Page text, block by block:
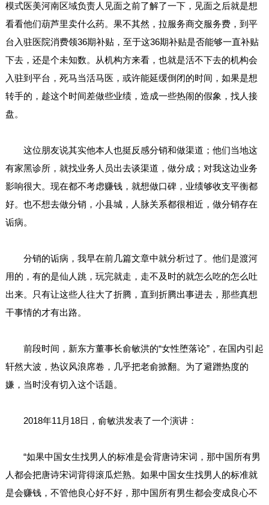
模式医美河南区域负责人见面之前了解了一下，见面之后就是想
看看他们葫芦里卖什么药。果不其然，拉服务商交服务费，到平
台入驻医院消费领36期补贴，至于这36期补贴是否能够一直补贴
下去，还是个未知数。从机构方来看，也就是活不下去的机构会
入驻到平台，死马当活马医，或许能延缓倒闭的时间，如果是想
转手的，趁这个时间差做些业绩，造成一些热闹的假象，找人接
盘。
这位朋友说其实他本人也挺反感分销和做渠道；他们当地这
有家黑诊所，就找业务人员出去谈渠道，做分成；对我这边业务
影响很大。现在都不考虑赚钱，就想做口碑，业绩够收支平衡都
好。也不想去做分销，小县城，人脉关系都很相近，做分销存在
诟病。
分销的诟病，我早在前几篇文章中就分析过了。他们是渡河
用的，有的是仙人跳，玩完就走，走不及时的就怎么吃的怎么吐
出来。只有让这些人往大了折腾，直到折腾出事进去，那些真想
干事情的才有出路。
前段时间，新东方董事长俞敏洪的“女性堕落论”，在国内引起
轩然大波，热议风浪席卷，几乎把老俞掀翻。为了避蹭热度的
嫌，当时没有切入这个话题。
2018年11月18日，俞敏洪发表了一个演讲：
“如果中国女生找男人的标准是会背唐诗宋词，那中国所有男
人都会把唐诗宋词背得滚瓜烂熟。如果中国女生找男人的标准就
是会赚钱，不管他良心好不好，那中国所有男生都会变成良心不